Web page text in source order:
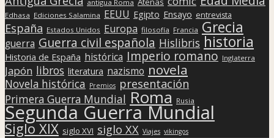
antigua Roma
Edhasa Ediciones Salamina EEUU Egipto Ensayo entrevista
España Estados Unidos Europa filosofía Francia Grecia
guerra Guerra civil española Hislibris historia
Historia de España histórica Imperio romano Inglaterra
Japón libros literatura nazismo novela
Novela histórica Premios presentación
Primera Guerra Mundial Roma Rusia
Segunda Guerra Mundial
Siglo XIX siglo XVI siglo XX Viajes vikingos